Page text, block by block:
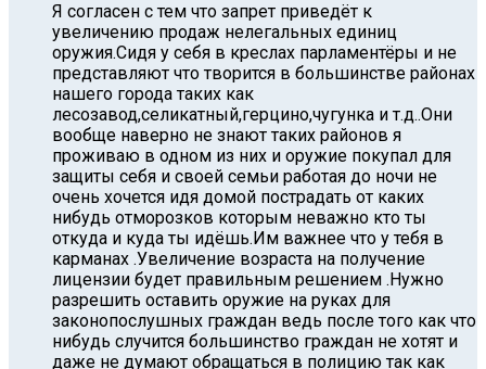
Я согласен с тем что запрет приведёт к
увеличению продаж нелегальных единиц
оружия.Сидя у себя в креслах парламентёры и не
представляют что творится в большинстве районах
нашего города таких как
лесозавод,селикатный,герцино,чугунка и т.д..Они
вообще наверно не знают таких районов я
проживаю в одном из них и оружие покупал для
защиты себя и своей семьи работая до ночи не
очень хочется идя домой пострадать от каких
нибудь отморозков которым неважно кто ты
откуда и куда ты идёшь.Им важнее что у тебя в
карманах .Увеличение возраста на получение
лицензии будет правильным решением .Нужно
разрешить оставить оружие на руках для
законопослушных граждан ведь после того как что
нибудь случится большинство граждан не хотят и
даже не думают обращаться в полицию так как